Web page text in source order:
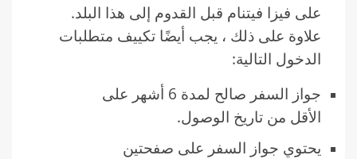
على فيزا فيتنام قبل القدوم إلى هذا البلد.
علاوة على ذلك ، يجب أيضًا تكييف متطلبات
الدخول التالية:
جواز السفر صالح لمدة 6 أشهر على
الأقل من تاريخ الوصول.
يحتوي جواز السفر على صفحتين